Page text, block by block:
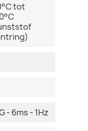
tot
- 6ms - 1Hz